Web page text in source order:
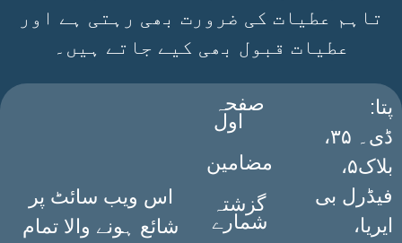
تاہم عطیات کی ضرورت بھی رہتی ہے اور
عطیات قبول بھی کیے جاتے ہیں۔
:پتا
ڈی۔ ۳۵،
بلاک۵،
فیڈرل بی
ایریا،
صفحہ
اول
مضامین
گزشتہ
شمارے
اس ویب سائٹ پر
شائع ہونے والا تمام